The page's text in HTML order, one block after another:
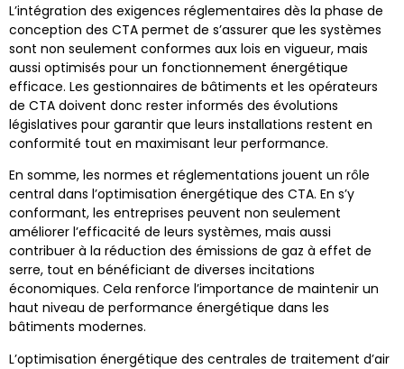
L’intégration des exigences réglementaires dès la phase de
conception des CTA permet de s’assurer que les systèmes
sont non seulement conformes aux lois en vigueur, mais
aussi optimisés pour un fonctionnement énergétique
efficace. Les gestionnaires de bâtiments et les opérateurs
de CTA doivent donc rester informés des évolutions
législatives pour garantir que leurs installations restent en
conformité tout en maximisant leur performance.
En somme, les normes et réglementations jouent un rôle
central dans l’optimisation énergétique des CTA. En s’y
conformant, les entreprises peuvent non seulement
améliorer l’efficacité de leurs systèmes, mais aussi
contribuer à la réduction des émissions de gaz à effet de
serre, tout en bénéficiant de diverses incitations
économiques. Cela renforce l’importance de maintenir un
haut niveau de performance énergétique dans les
bâtiments modernes.
L’optimisation énergétique des centrales de traitement d’air